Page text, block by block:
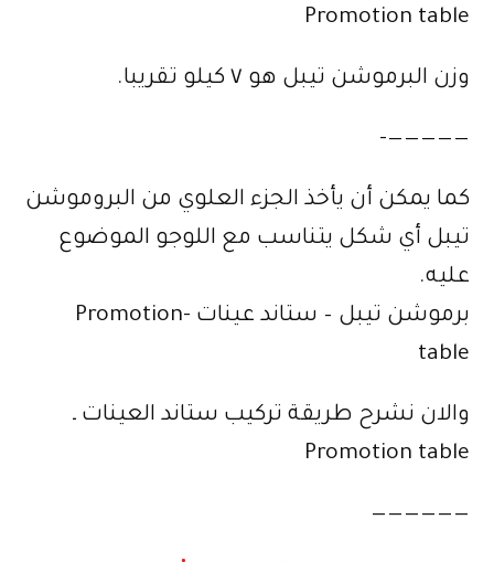
Promotion table
وزن البرموشن تيبل هو ٧ كيلو تقريبا.
—————-
كما يمكن أن يأخذ الجزء العلوي من البروموشن
تيبل أي شكل يتناسب مع اللوجو الموضوع
عليه.
برموشن تيبل – ستاند عينات -Promotion
table
والان نشرح طريقة تركيب ستاند العينات ـ
Promotion table
——————